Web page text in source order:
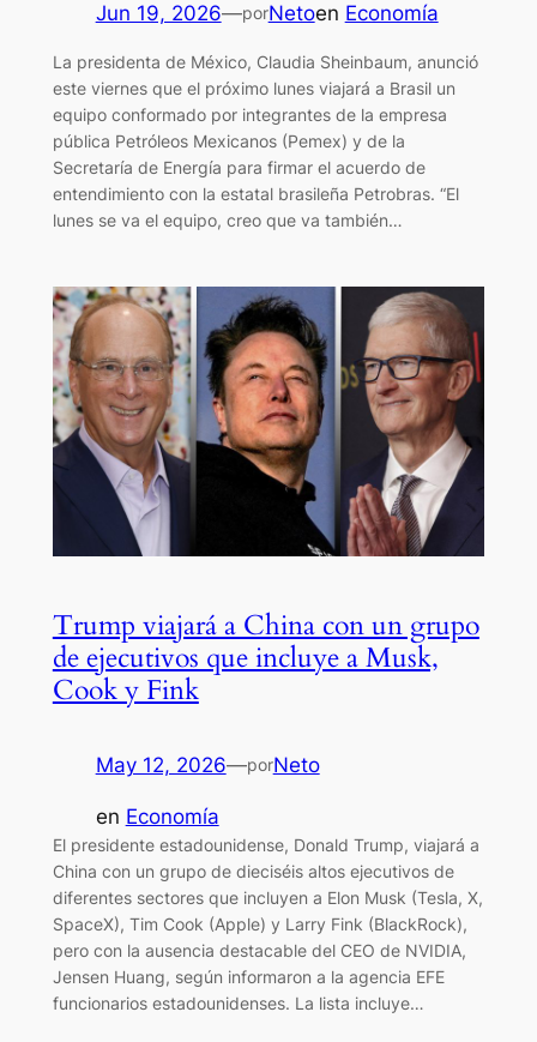
Jun 19, 2026—porNetoen Economía
La presidenta de México, Claudia Sheinbaum, anunció
este viernes que el próximo lunes viajará a Brasil un
equipo conformado por integrantes de la empresa
pública Petróleos Mexicanos (Pemex) y de la
Secretaría de Energía para firmar el acuerdo de
entendimiento con la estatal brasileña Petrobras. “El
lunes se va el equipo, creo que va también…
Trump viajará a China con un grupo
de ejecutivos que incluye a Musk,
Cook y Fink
May 12, 2026—porNeto
en Economía
El presidente estadounidense, Donald Trump, viajará a
China con un grupo de dieciséis altos ejecutivos de
diferentes sectores que incluyen a Elon Musk (Tesla, X,
SpaceX), Tim Cook (Apple) y Larry Fink (BlackRock),
pero con la ausencia destacable del CEO de NVIDIA,
Jensen Huang, según informaron a la agencia EFE
funcionarios estadounidenses. La lista incluye…